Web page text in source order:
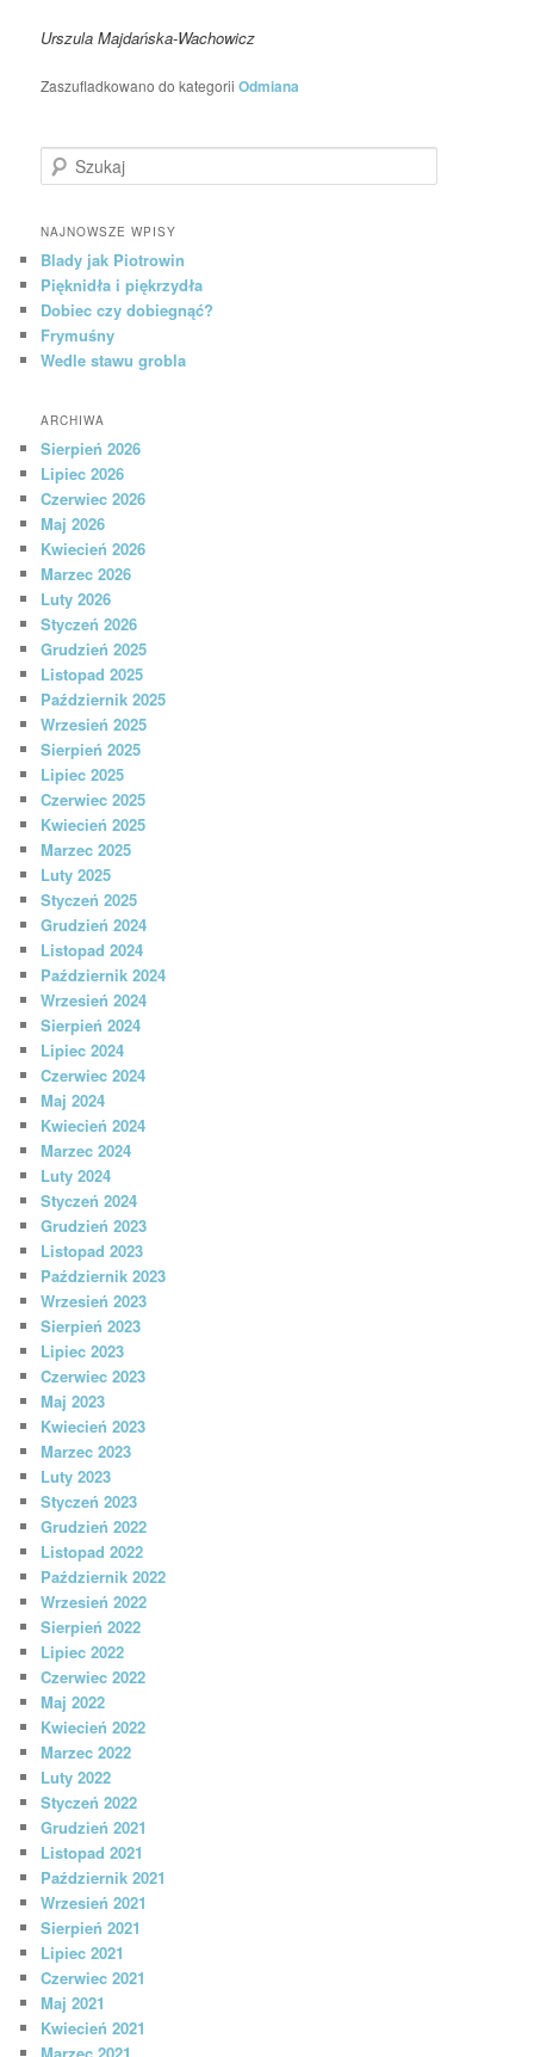
Urszula Majdańska-Wachowicz
Zaszufladkowano do kategorii Odmiana
Szukaj
NAJNOWSZE WPISY
Blady jak Piotrowin
Pięknidła i piękrzydła
Dobiec czy dobiegnąć?
Frymuśny
Wedle stawu grobla
ARCHIWA
Sierpień 2026
Lipiec 2026
Czerwiec 2026
Maj 2026
Kwiecień 2026
Marzec 2026
Luty 2026
Styczeń 2026
Grudzień 2025
Listopad 2025
Październik 2025
Wrzesień 2025
Sierpień 2025
Lipiec 2025
Czerwiec 2025
Kwiecień 2025
Marzec 2025
Luty 2025
Styczeń 2025
Grudzień 2024
Listopad 2024
Październik 2024
Wrzesień 2024
Sierpień 2024
Lipiec 2024
Czerwiec 2024
Maj 2024
Kwiecień 2024
Marzec 2024
Luty 2024
Styczeń 2024
Grudzień 2023
Listopad 2023
Październik 2023
Wrzesień 2023
Sierpień 2023
Lipiec 2023
Czerwiec 2023
Maj 2023
Kwiecień 2023
Marzec 2023
Luty 2023
Styczeń 2023
Grudzień 2022
Listopad 2022
Październik 2022
Wrzesień 2022
Sierpień 2022
Lipiec 2022
Czerwiec 2022
Maj 2022
Kwiecień 2022
Marzec 2022
Luty 2022
Styczeń 2022
Grudzień 2021
Listopad 2021
Październik 2021
Wrzesień 2021
Sierpień 2021
Lipiec 2021
Czerwiec 2021
Maj 2021
Kwiecień 2021
Marzec 2021